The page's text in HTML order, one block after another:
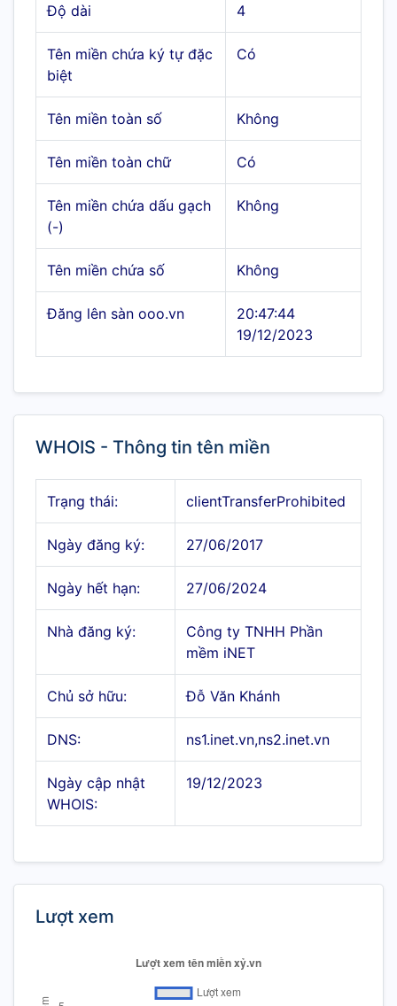
Độ dài 4
Tên miền chứa ký tự đặc
biệt
Có
Tên miền toàn số Không
Tên miền toàn chữ Có
Tên miền chứa dấu gạch
(-)
Không
Tên miền chứa số Không
Đăng lên sàn ooo.vn
20:47:44
19/12/2023
WHOIS - Thông tin tên miền
Trạng thái: clientTransferProhibited
Ngày đăng ký: 27/06/2017
Ngày hết hạn: 27/06/2024
Nhà đăng ký:
Công ty TNHH Phần
mềm iNET
Chủ sở hữu: Đỗ Văn Khánh
DNS: ns1.inet.vn,ns2.inet.vn
Ngày cập nhật
WHOIS:
19/12/2023
Lượt xem